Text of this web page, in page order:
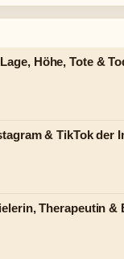
Höhe, Tote &
& TikTok der
Therapeutin &